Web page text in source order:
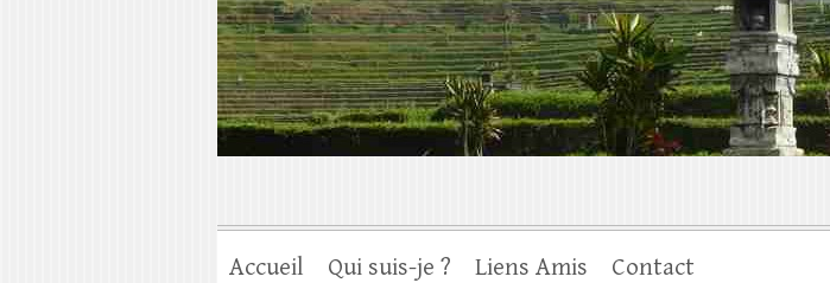
Accueil Qui suis-je ? Liens Amis Contact